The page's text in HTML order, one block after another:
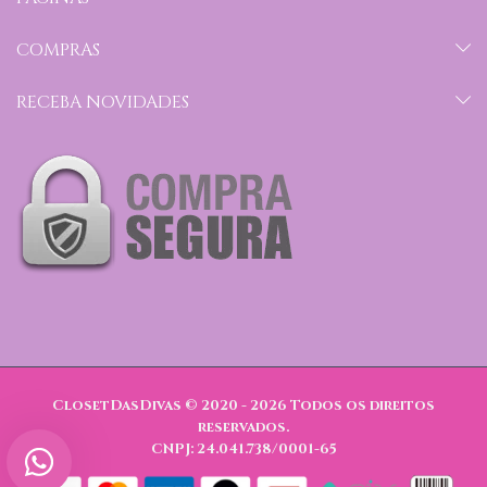
COMPRAS
RECEBA NOVIDADES
ClosetDasDivas © 2020 - 2026 Todos os direitos
reservados.
CNPJ: 24.041.738/0001-65